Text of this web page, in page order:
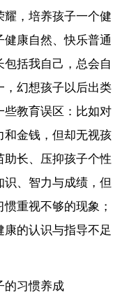
，培养孩子一个健
康自然、快乐普通
括我自己，总会自
，幻想孩子以后出类
些教育误区：比如对
和金钱，但却无视孩
长、压抑孩子个性
、智力与成绩，但
重视不够的现象；
的认识与指导不足
的习惯养成